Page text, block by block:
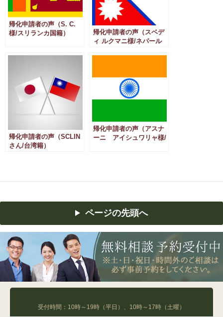
帰化申請者の声（S. C.
様/スリランカ国籍）
帰化申請者の声（スベデ
ィ ルクマニ様/ネパール
帰化申請者の声（SCLIN
さん/台湾籍）
帰化申請者の声（アスナ
ーニ アイシュワリャ様/
ページの先頭へ
受付時間：10時～19時（平日）、10時～17時（土曜）